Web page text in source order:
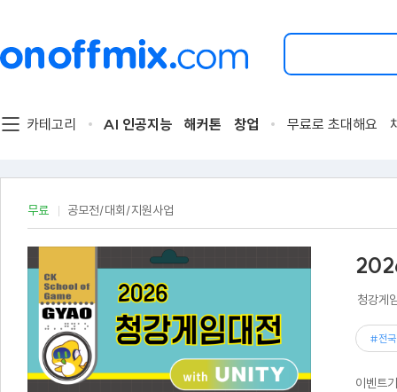
검
할
트
를
해
요.
카테고리 AI 인공지능 해커톤 창업 무료로 초대해요
무료 공모전/대회/지원사업
청강게
#전국
이벤트